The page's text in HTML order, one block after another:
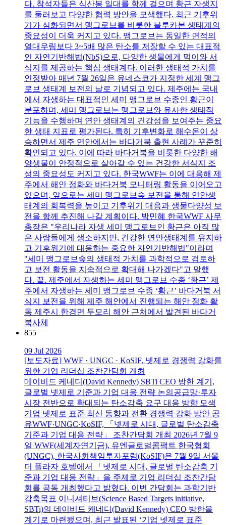
다. 참석자들은 식산봉 일대를 함께 걸으며 황근 자생지
를 둘러보고 다양한 협력 방안을 모색했다. 최근 기후위
기가 심화되면서 맹그로브를 비롯한 블루카본 생태계의
중요성이 더욱 커지고 있다. 맹그로브는 동일한 면적의
열대우림보다 3~5배 많은 탄소를 저장할 수 있는 대표적
인 자연기반해법(NbS)으로, 다양한 생물에게 먹이와 서
식지를 제공하는 핵심 생태계다. 이러한 생태적 가치를
인정받아 매년 7월 26일은 유네스코가 지정한 세계 맹그
로브 생태계 보전의 날로 기념되고 있다. 제주에는 국내
에서 자생하는 대표적인 세미 맹그로브 수종인 황근이
분포하며, 세미 맹그로브는 맹그로브와 유사한 생태적
기능을 수행하며 연안 생태계의 건강성을 보여주는 중요
한 생태 지표로 평가된다. 특히 기후변화로 해수온이 상
승하면서 제주 연안에서는 바다거북 출현 사례가 꾸준히
확인되고 있다. 이에 따라 바다거북을 비롯한 다양한 해
양생물이 안정적으로 살아갈 수 있는 건강한 서식지 조
성의 중요성도 커지고 있다. 한국WWF는 이에 대응해 제
주에서 해안 정화와 바다거북 모니터링 활동을 이어오고
있으며, 앞으로는 세미 맹그로브숲 보전을 통해 연안생
태계의 회복력을 높이고 기후위기 대응과 생물다양성 보
전을 함께 추진해 나갈 계획이다. 박민혜 한국WWF 사무
총장은 "우리나라 자생 세미 맹그로브인 황근은 아직 많
은 사람들에게 생소하지만, 건강한 연안생태계를 유지하
고 기후위기에 대응하는 중요한 자연기반해법"이라며
"세미 맹그로브숲의 생태적 가치를 과학적으로 검토하
고 보전 활동을 지속적으로 확대해 나가겠다"고 말했
다. 끝. 제주에서 자생하는 세미 맹그로브 수종 ‘황근’ 제
주에서 자생하는 세미 맹그로브 수종 ‘황근’ 바다거북 서
식지 보전을 위해 제주 해안에서 진행되는 해안 정화 활
동 제주시 한경면 두모리 해안 근처에서 발견된 바다거
북사체
855
09 Jul 2026
[보도자료] WWF · UNGC · KoSIF, 넷제로 경쟁력 강화를
위한 기업 리더십 조찬간담회 개최
데이비드 케네디(David Kennedy) SBTi CEO 방한 계기,
글로벌 넷제로 기준과 기업 대응 전략 논의공급망·투자
시장 전반으로 확대되는 탄소감축 요구 대응 방향 모색
기업 넷제로 표준 최신 동향과 전환 경쟁력 강화 방안 공
유WWF·UNGC·KoSIF, 「넷제로 시대, 글로벌 탄소감축
기준과 기업 대응 전략」 조찬간담회 개최 2026년 7월 9
일 WWF(세계자연기금), 유엔글로벌콤팩트 한국협회
(UNGC), 한국사회책임투자포럼(KoSIF)은 7월 9일 서울
더 플라자 호텔에서 「넷제로 시대, 글로벌 탄소감축 기
준과 기업 대응 전략」을 주제로 기업 리더십 조찬간담
회를 공동 개최했다고 밝혔다. 이번 간담회는 과학기반
감축목표 이니셔티브(Science Based Targets initiative,
SBTi)의 데이비드 케네디(David Kennedy) CEO 방한을
계기로 마련됐으며, 최근 발표된 ‘기업 넷제로 표준